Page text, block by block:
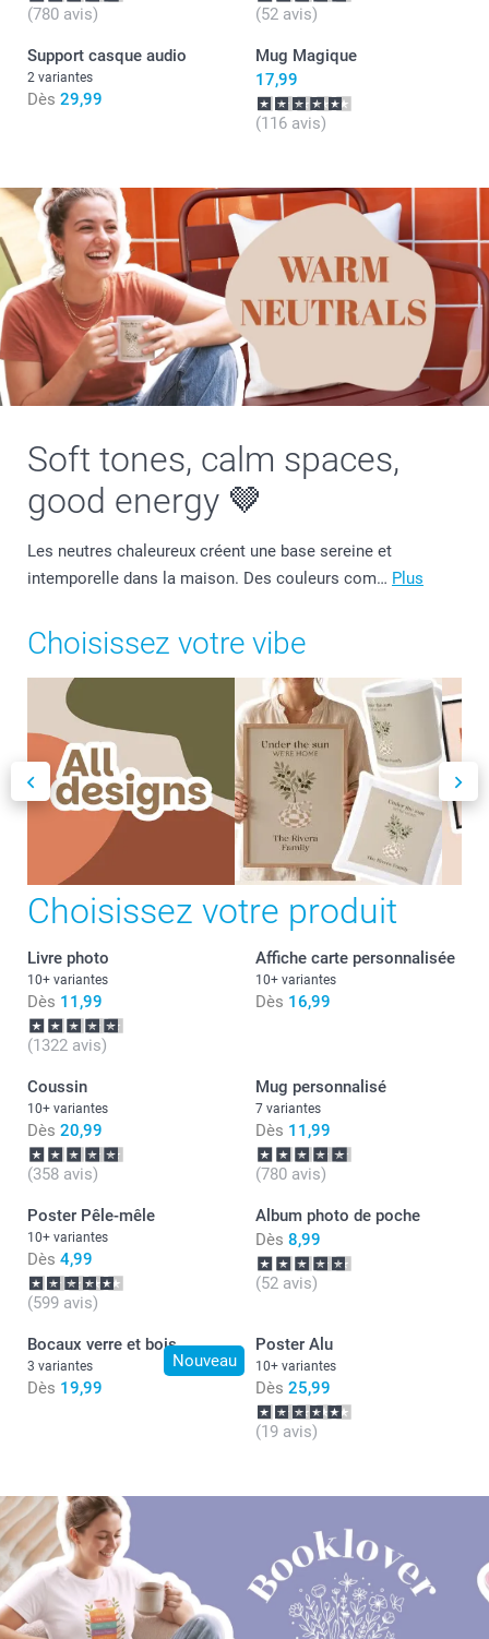
(780 avis) (52 avis)
Support casque audio
2 variantes
Dès 29,99
Mug Magique
17,99
(116 avis)
Soft tones, calm spaces,
good energy 🤎
Les neutres chaleureux créent une base sereine et
intemporelle dans la maison. Des couleurs com… Plus
Choisissez votre vibe
Choisissez votre produit
Livre photo
10+ variantes
Dès 11,99
(1322 avis)
Affiche carte personnalisée
10+ variantes
Dès 16,99
Coussin
10+ variantes
Dès 20,99
(358 avis)
Mug personnalisé
7 variantes
Dès 11,99
(780 avis)
Poster Pêle-mêle
10+ variantes
Dès 4,99
(599 avis)
Album photo de poche
Dès 8,99
(52 avis)
Nouveau
Bocaux verre et bois
3 variantes
Dès 19,99
Poster Alu
10+ variantes
Dès 25,99
(19 avis)